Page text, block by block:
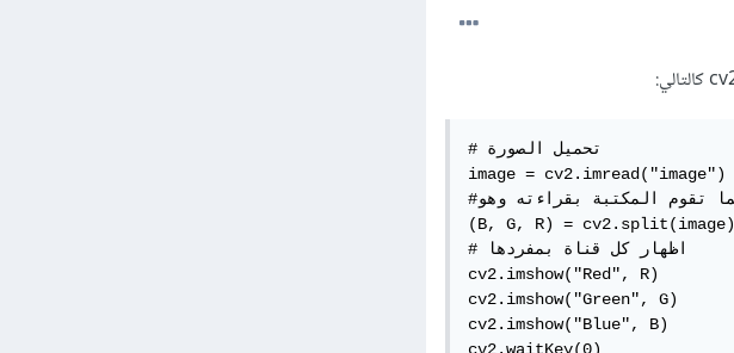
# تحميل الصورة
image = cv2.imread("image")
#فصل قنوات الصورة، لاحظ هنا ترتيب القنوات مناسب لما تقوم المكتبة بقراءته وهو BGR
(B, G, R) = cv2.split(image)
# اظهار كل قناة بمفردها
cv2.imshow("Red", R)
cv2.imshow("Green", G)
cv2.imshow("Blue", B)